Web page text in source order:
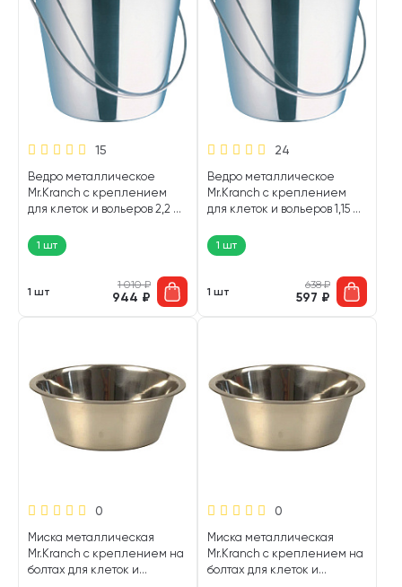
15
Ведро металлическое
Mr.Kranch с креплением
для клеток и вольеров 2,2 л
1 шт
1 шт
1 010₽
944 ₽
24
Ведро металлическое
Mr.Kranch с креплением
для клеток и вольеров 1,15 л
1 шт
1 шт
638₽
597 ₽
0
Миска металлическая
Mr.Kranch с креплением на
болтах для клеток и
0
Миска металлическая
Mr.Kranch с креплением на
болтах для клеток и